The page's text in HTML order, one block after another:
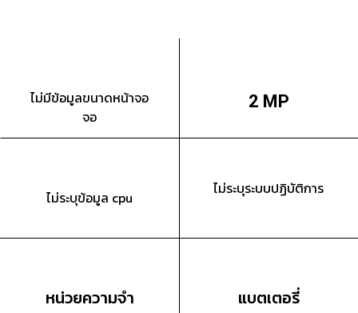
ไม่มีข้อมูลขนาดหน้าจอ
จอ
2 MP
ไม่ระบุข้อมูล cpu ไม่ระบุระบบปฏิบัติการ
หน่วยความจำ แบตเตอรี่